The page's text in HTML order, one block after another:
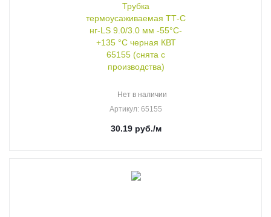
Трубка
термоусаживаемая ТТ-С
нг-LS 9.0/3.0 мм -55°C-
+135 °C черная КВТ
65155 (снята с
производства)
Нет в наличии
Артикул: 65155
30.19руб./м